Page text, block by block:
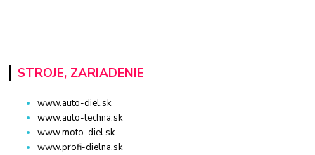
STROJE, ZARIADENIE
www.auto-diel.sk
www.auto-techna.sk
www.moto-diel.sk
www.profi-dielna.sk